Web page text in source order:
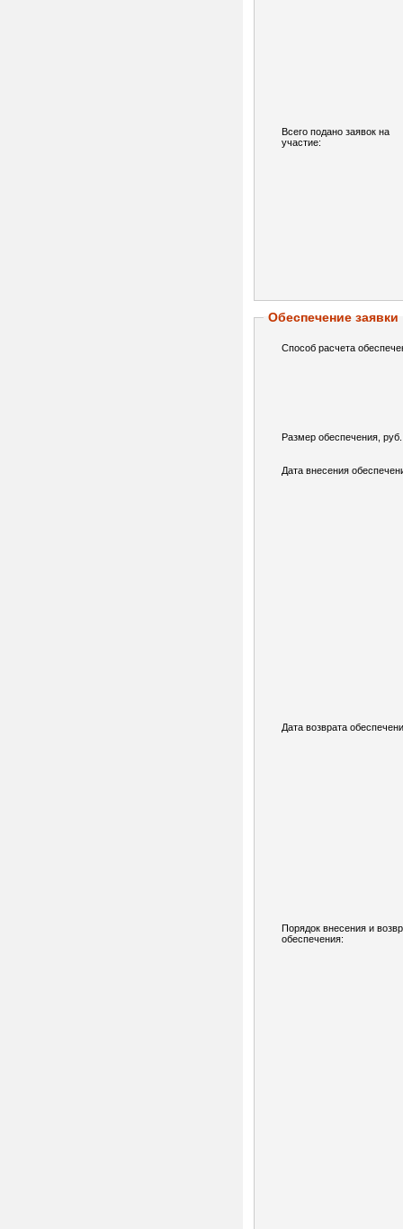
Всего подано заявок на
участие:
Обеспечение заявки
Способ расчета
Размер обеспечения,
Дата внесения
Дата возврата
Порядок внесения и
обеспечения: